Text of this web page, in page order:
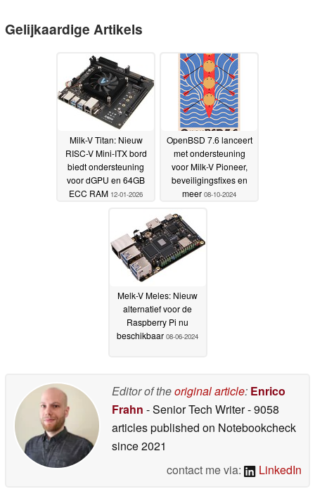
Gelijkaardige Artikels
Milk-V Titan: Nieuw
RISC-V Mini-ITX bord
biedt ondersteuning
voor dGPU en 64GB
ECC RAM 12-01-2026
OpenBSD 7.6 lanceert
met ondersteuning
voor Milk-V Pioneer,
beveiligingsfixes en
meer 08-10-2024
Melk-V Meles: Nieuw
alternatief voor de
Raspberry Pi nu
beschikbaar 08-06-2024
Editor of theoriginal article: Enrico
Frahn - Senior Tech Writer- 9058
articles published on Notebookcheck
since 2021
contact me via:
LinkedIn